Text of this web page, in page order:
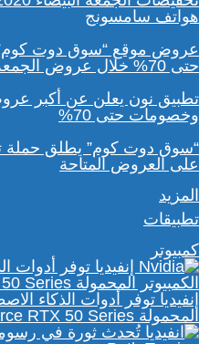
هواتف سامسونج
عروض موقع “سوق دوت كوم”
حتى 70% خلال عروض الجمعة البيضاء
تطبيق نون يعلن عن أكبر
وخصومات حتى 70%
“سوق دوت كوم” يطلق
على العروض المتاحة
المزيد
تطبيقات
كمبيوتر
إنفيديا توفر أدوات الذكاء
المحمولة GeForce RTX 50 Series